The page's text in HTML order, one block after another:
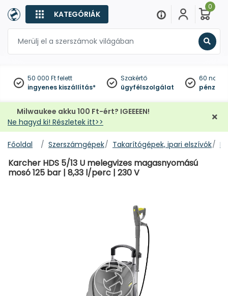
KATEGÓRIÁK
0
50 000 Ft felett
ingyenes kiszállítás*
Szakértő
ügyfélszolgálat
60
Milwaukee akku 100 Ft-ért? IGEEEEN!
Ne hagyd ki! Részletek itt>>
Főoldal Szerszámgépek Takarítógépek, ipari elszívók
Karcher HDS 5/13 U melegvizes magasnyomású
mosó 125 bar | 8,33 l/perc | 230 V